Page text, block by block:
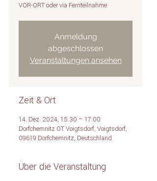
VOR-ORT oder via Fernteilnahme
Anmeldung
abgeschlossen
Veranstaltungen ansehen
Zeit & Ort
14. Dez. 2024, 15:30 – 17:00
Dorfchemnitz OT Voigtsdorf, Voigtsdorf,
09619 Dorfchemnitz, Deutschland
Über die Veranstaltung